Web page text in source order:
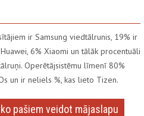
ir Samsung viedtālrunis, 19% ir
6% Xiaomi un tālāk procentuāli
Operētājsistēmu līmenī 80%
un ir neliels %, kas lieto Tizen.
pašiem veidot mājaslapu